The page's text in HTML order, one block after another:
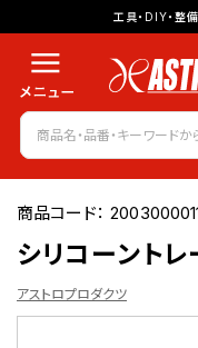
工具・DIY・整
商品コード：
シリコーント
アストロプロダクツ